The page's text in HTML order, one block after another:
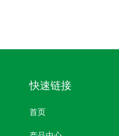
快速链接
首页